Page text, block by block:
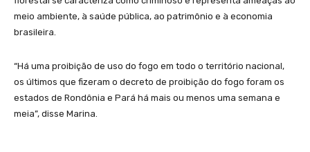
meio ambiente, à saúde pública, ao patrimônio e à economia
brasileira.
“Há uma proibição de uso do fogo em todo o território nacional,
os últimos que fizeram o decreto de proibição do fogo foram os
estados de Rondônia e Pará há mais ou menos uma semana e
meia”, disse Marina.